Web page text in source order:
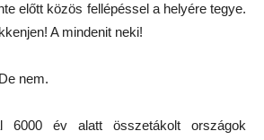
előtt közös fellépéssel a helyére tegye.
A mindenit neki!
nem.
6000 év alatt összetákolt országok